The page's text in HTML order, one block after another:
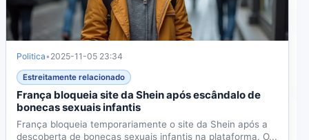
Politica• 2025-11-05 23:34
Estreitamente relacionado
França bloqueia site da Shein após escândalo de
bonecas sexuais infantis
França bloqueia temporariamente o site da Shein após a
descoberta de bonecas sexuais infantis na plataforma. O...